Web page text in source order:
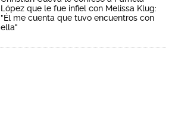
López que le fue infiel con Melissa Klug:
"Él me cuenta que tuvo encuentros con
ella"